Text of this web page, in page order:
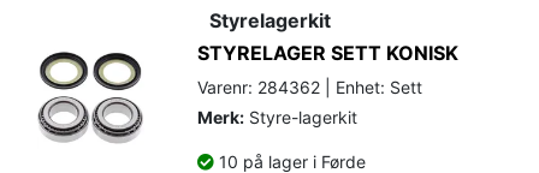
Styrelagerkit
STYRELAGER SETT KONISK
Varenr: 284362 | Enhet: Sett
Merk: Styre-lagerkit
10 på lager i Førde